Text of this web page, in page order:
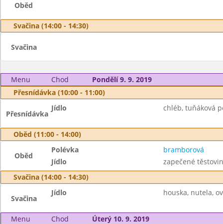
Oběd
Svačina (14:00 - 14:30)
Svačina
Menu Chod
Pondělí 9. 9. 2019
Přesnídávka (10:00 - 11:00)
Přesnídávka
Jídlo chléb, tuňáková
Oběd (11:00 - 14:00)
Oběd
Polévka
bramborová
Jídlo
zapečené
Svačina (14:00 - 14:30)
Svačina
Jídlo houska, nutela,
Menu Chod
Úterý 10. 9. 2019